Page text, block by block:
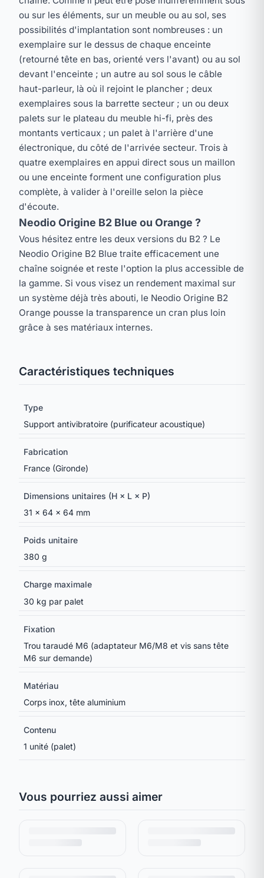
ou sur les éléments, sur un meuble ou au sol, ses
possibilités d'implantation sont nombreuses : un
exemplaire sur le dessus de chaque enceinte
(retourné tête en bas, orienté vers l'avant) ou au sol
devant l'enceinte ; un autre au sol sous le câble
haut-parleur, là où il rejoint le plancher ; deux
exemplaires sous la barrette secteur ; un ou deux
palets sur le plateau du meuble hi-fi, près des
montants verticaux ; un palet à l'arrière d'une
électronique, du côté de l'arrivée secteur. Trois à
quatre exemplaires en appui direct sous un maillon
ou une enceinte forment une configuration plus
complète, à valider à l'oreille selon la pièce
d'écoute.
Neodio Origine B2 Blue ou Orange ?
Vous hésitez entre les deux versions du B2 ? Le
Neodio Origine B2 Blue traite efficacement une
chaîne soignée et reste l'option la plus accessible de
la gamme. Si vous visez un rendement maximal sur
un système déjà très abouti, le Neodio Origine B2
Orange pousse la transparence un cran plus loin
grâce à ses matériaux internes.
Caractéristiques techniques
Type
Support antivibratoire (purificateur acoustique)
Fabrication
France (Gironde)
Dimensions unitaires (H × L × P)
31 × 64 × 64 mm
Poids unitaire
380 g
Charge maximale
30 kg par palet
Fixation
Trou taraudé M6 (adaptateur M6/M8 et vis sans tête
M6 sur demande)
Matériau
Corps inox, tête aluminium
Contenu
1 unité (palet)
Vous pourriez aussi aimer